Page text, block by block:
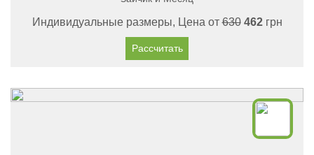
Индивидуальные размеры, Цена от630 462грн
Рассчитать